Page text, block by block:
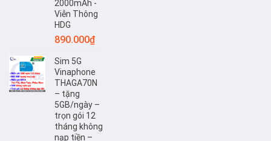
2000mAh -
Viễn Thông
HDG
890.000₫
Sim 5G
Vinaphone
THAGA70N
– tặng
5GB/ngày –
trọn gói 12
tháng không
nạp tiền –